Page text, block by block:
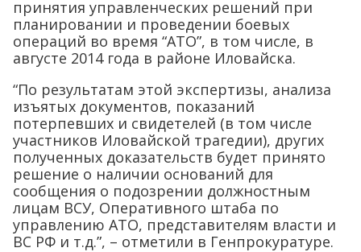
принятия управленческих решений при
планировании и проведении боевых
операций во время “АТО”, в том числе, в
августе 2014 года в районе Иловайска.
“По результатам этой экспертизы, анализа
изъятых документов, показаний
потерпевших и свидетелей (в том числе
участников Иловайской трагедии), других
полученных доказательств будет принято
решение о наличии оснований для
сообщения о подозрении должностным
лицам ВСУ, Оперативного штаба по
управлению АТО, представителям власти и
ВС РФ и т.д.”, – отметили в Генпрокуратуре.